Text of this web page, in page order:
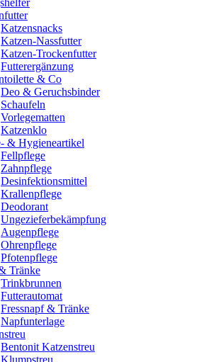
Katzensnacks
Katzen-Nassfutter
Katzen-Trockenfutter
Futterergänzung
& Co
Deo & Geruchsbinder
Schaufeln
Vorlegematten
Katzenklo
& Hygieneartikel
Fellpflege
Zahnpflege
Desinfektionsmittel
Krallenpflege
Deodorant
Ungezieferbekämpfung
Augenpflege
Ohrenpflege
Pfotenpflege
Tränke
Trinkbrunnen
Futterautomat
Fressnapf & Tränke
Napfunterlage
Bentonit Katzenstreu
Klumpstreu